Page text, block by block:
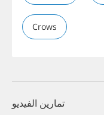
Crows
تمارين الفيديو